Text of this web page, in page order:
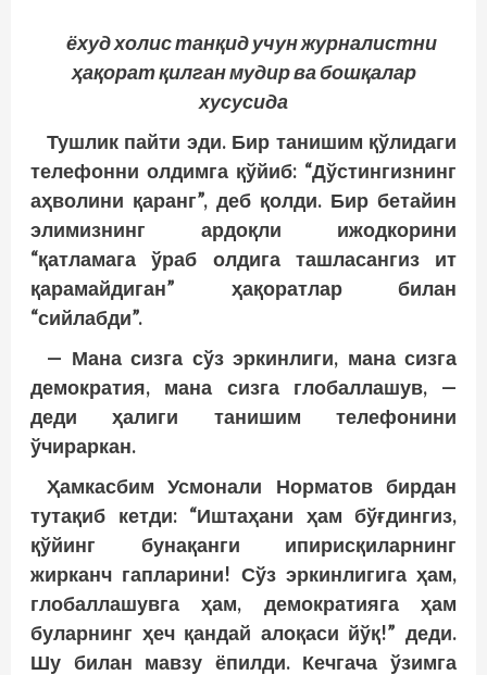
ёхуд холис танқид учун журналистни
ҳақорат қилган мудир ва бошқалар
хусусида
Тушлик пайти эди. Бир танишим қўлидаги
телефонни олдимга қўйиб: “Дўстингизнинг
аҳволини қаранг”, деб қолди. Бир бетайин
элимизнинг ардоқли ижодкорини
“қатламага ўраб олдига ташласангиз ит
қарамайдиган” ҳақоратлар билан
“сийлабди”.
— Мана сизга сўз эркинлиги, мана сизга
демократия, мана сизга глобаллашув, —
деди ҳалиги танишим телефонини
ўчираркан.
Ҳамкасбим Усмонали Норматов бирдан
тутақиб кетди: “Иштаҳани ҳам бўғдингиз,
қўйинг бунақанги ипирисқиларнинг
жирканч гапларини! Сўз эркинлигига ҳам,
глобаллашувга ҳам, демократияга ҳам
буларнинг ҳеч қандай алоқаси йўқ!” деди.
Шу билан мавзу ёпилди. Кечгача ўзимга